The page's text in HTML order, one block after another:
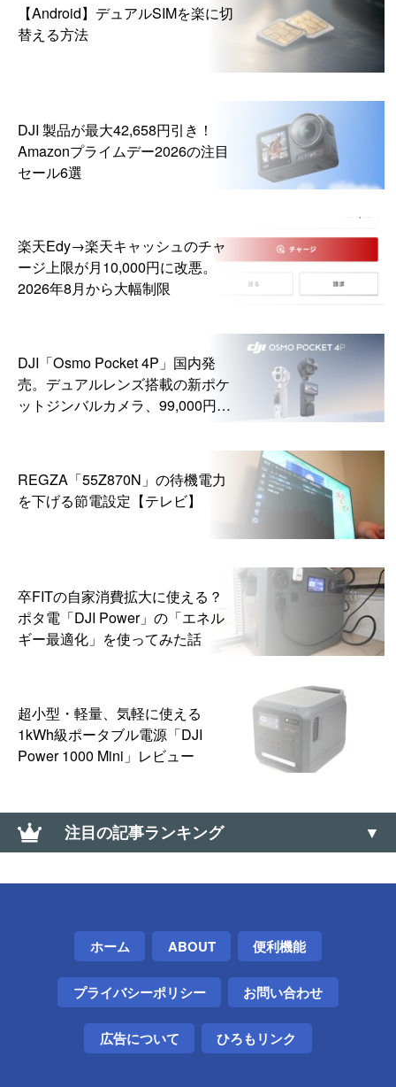
【Android】デュアルSIMを楽に切
替える方法
DJI 製品が最大42,658円引き！
Amazonプライムデー2026の注目
セール6選
楽天Edy→楽天キャッシュのチャ
ージ上限が月10,000円に改悪。
2026年8月から大幅制限
DJI「Osmo Pocket 4P」国内発
売。デュアルレンズ搭載の新ポケ
ットジンバルカメラ、99,000円か
REGZA「55Z870N」の待機電力
を下げる節電設定【テレビ】
卒FITの自家消費拡大に使える？
ポタ電「DJI Power」の「エネル
ギー最適化」を使ってみた話
超小型・軽量、気軽に使える
1kWh級ポータブル電源「DJI
Power 1000 Mini」レビュー
注目の記事ランキング
【Windows】キーボードでウィンドウ最小・最大
化、全画面モード切替えするショートカット【フル
スクリーン】
切る方法（シャットダウンする方法）
ホーム ABOUT 便利機能
プライバシーポリシー お問い合わせ
広告について ひろもリンク